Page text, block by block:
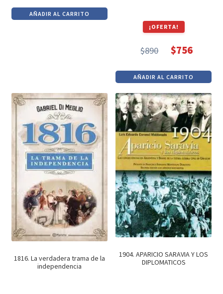
precio
original
precio
actual
AÑADIR AL CARRITO
¡OFERTA!
$890
precio
original
era:
$890.
$756
precio
actual
es:
$756.
AÑADIR AL CARRITO
1816. La verdadera trama de la
independencia
1904. APARICIO SARAVIA Y LOS
DIPLOMATICOS